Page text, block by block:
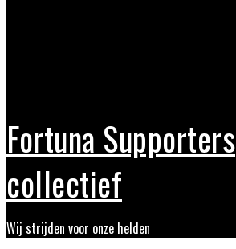
Fortuna Supporters
collectief
Wij strijden voor onze helden